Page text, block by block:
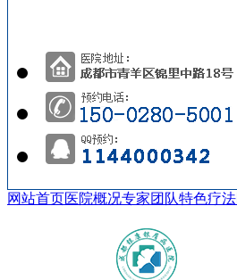
网站首页医院概况专家团队特色疗法